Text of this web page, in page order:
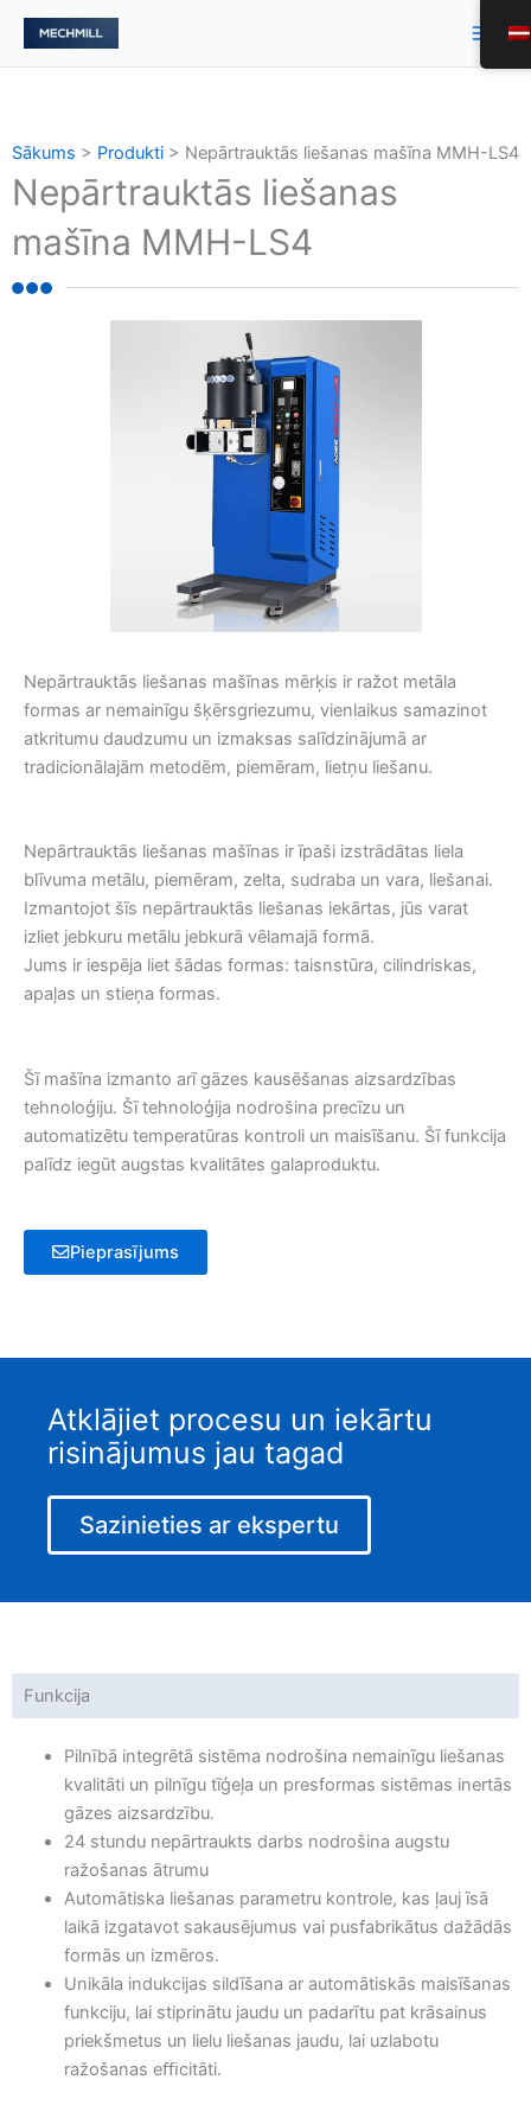
Pāriet
saturu
Sākums > Produkti > Nepārtrauktās liešanas mašīna MMH-LS4
Nepārtrauktās liešanas
mašīna MMH-LS4
Nepārtrauktās liešanas mašīnas mērķis ir ražot metāla
formas ar nemainīgu šķērsgriezumu, vienlaikus samazinot
atkritumu daudzumu un izmaksas salīdzinājumā ar
tradicionālajām metodēm, piemēram, lietņu liešanu.
Nepārtrauktās liešanas mašīnas ir īpaši izstrādātas liela
blīvuma metālu, piemēram, zelta, sudraba un vara, liešanai.
Izmantojot šīs nepārtrauktās liešanas iekārtas, jūs varat
izliet jebkuru metālu jebkurā vēlamajā formā.
Jums ir iespēja liet šādas formas: taisnstūra, cilindriskas,
apaļas un stieņa formas.
Šī mašīna izmanto arī gāzes kausēšanas aizsardzības
tehnoloģiju. Šī tehnoloģija nodrošina precīzu un
automatizētu temperatūras kontroli un maisīšanu. Šī funkcija
palīdz iegūt augstas kvalitātes galaproduktu.
Pieprasījums
Atklājiet procesu un iekārtu
risinājumus jau tagad
Sazinieties ar ekspertu
Funkcija
Pilnībā integrētā sistēma nodrošina nemainīgu liešanas
kvalitāti un pilnīgu tīģeļa un presformas sistēmas inertās
gāzes aizsardzību.
24 stundu nepārtraukts darbs nodrošina augstu
ražošanas ātrumu
Automātiska liešanas parametru kontrole, kas ļauj īsā
laikā izgatavot sakausējumus vai pusfabrikātus dažādās
formās un izmēros.
Unikāla indukcijas sildīšana ar automātiskās maisīšanas
funkciju, lai stiprinātu jaudu un padarītu pat krāsainus
priekšmetus un lielu liešanas jaudu, lai uzlabotu
ražošanas eﬃcitāti.